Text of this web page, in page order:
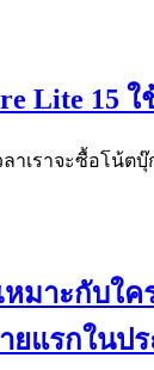
Lite 15
ราจะซื้อโน้ตบุ๊
มาะกับ
ยแรกในปร